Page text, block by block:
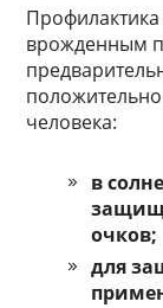
врожденным
человека:
в
очков;
для